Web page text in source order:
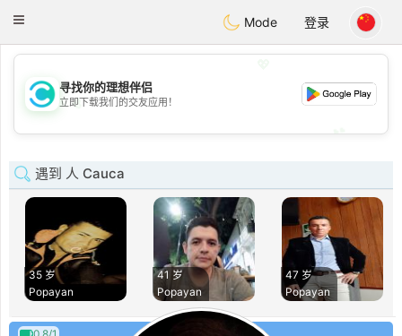
Citas
Toggle
Mode 登录
💖
💕
寻找你的理想伴侣
立即下载我们的交友应用！
遇到 人 Cauca
35 岁
Popayan
41 岁
Popayan
47 岁
Popayan